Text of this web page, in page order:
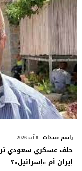
راسم عبيدات- 8 آب 2026
حلف عسكري سعودي
إيران أم «إسرائيل»؟